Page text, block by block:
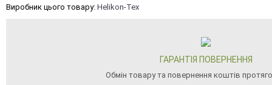
Виробник цього товару: Helikon-Tex
ГАРАНТІЯ ПОВЕРНЕННЯ
Обмін товару та повернення коштів